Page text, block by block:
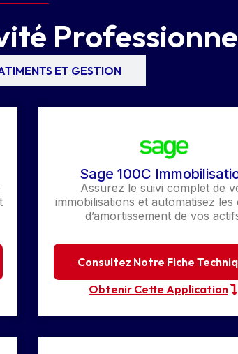
ET GESTION
Sage 100C
Assurez le suivi complet de
immobilisations et automatisez les
d’amortissement de vos
Consultez Notre Fiche
Obtenir Cette Application